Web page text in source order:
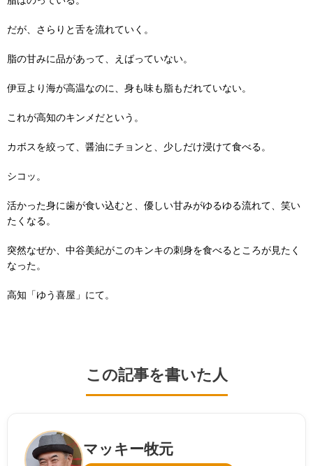
だが、さらりと舌を流れていく。
脂の甘みに品があって、えばっていない。
伊豆より海が高温なのに、身も味も脂もだれていない。
これが高知のキンメだという。
カボスを絞って、醤油にチョンと、少しだけ浸けて食べる。
シコッ。
活かった身に歯が食い込むと、優しい甘みがゆるゆる流れて、笑い
たくなる。
突然なぜか、中谷美紀がこのキンキの刺身を食べるところが見たく
なった。
高知「ゆう喜屋」にて。
この記事を書いた人
マッキー牧元